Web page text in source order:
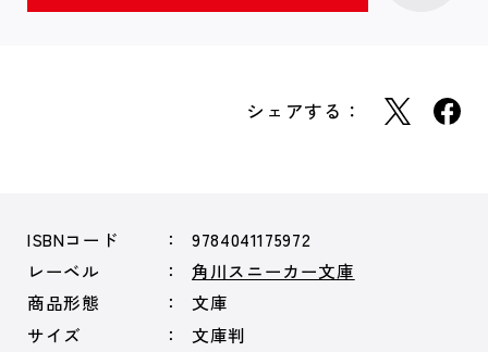
シェアする：
ISBNコード
9784041175972
レーベル
角川スニーカー文庫
商品形態
文庫
サイズ
文庫判